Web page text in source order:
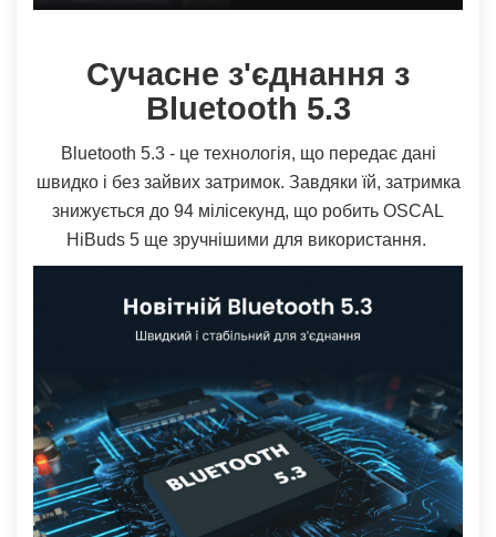
Сучасне з'єднання з
Bluetooth 5.3
Bluetooth 5.3 - це технологія, що передає дані
швидко і без зайвих затримок. Завдяки їй, затримка
знижується до 94 мілісекунд, що робить OSCAL
HiBuds 5 ще зручнішими для використання.